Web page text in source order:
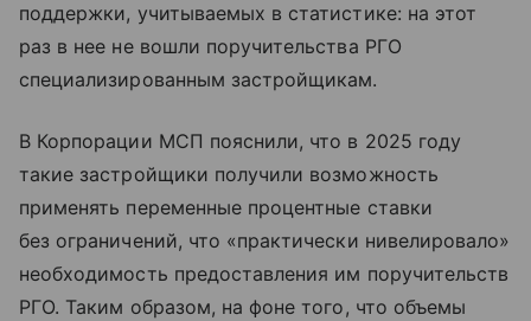
поддержки, учитываемых в статистике: на этот
раз в нее не вошли поручительства РГО
специализированным застройщикам.
В Корпорации МСП пояснили, что в 2025 году
такие застройщики получили возможность
применять переменные процентные ставки
без ограничений, что «практически нивелировало»
необходимость предоставления им поручительств
РГО. Таким образом, на фоне того, что объемы